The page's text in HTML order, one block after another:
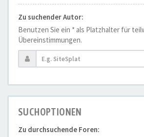
Zu suchender Autor:
Benutzen Sie ein * als Platzhalter für
Übereinstimmungen.
SUCHOPTIONEN
Zu durchsuchende Foren: